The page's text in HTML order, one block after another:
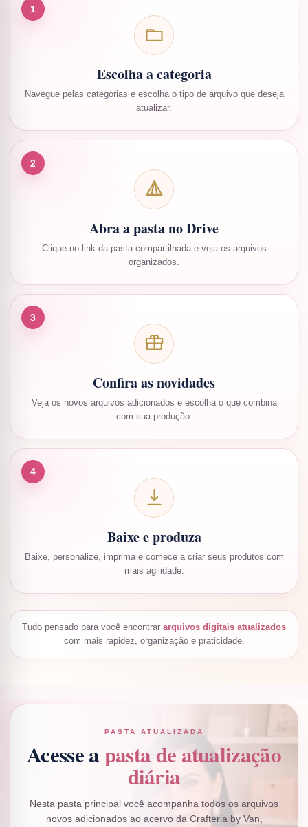
1
Escolha a categoria
Navegue pelas categorias e escolha o tipo de arquivo que deseja
atualizar.
2
Abra a pasta no Drive
Clique no link da pasta compartilhada e veja os arquivos
organizados.
3
Confira as novidades
Veja os novos arquivos adicionados e escolha o que combina
com sua produção.
4
Baixe e produza
Baixe, personalize, imprima e comece a criar seus produtos com
mais agilidade.
Tudo pensado para você encontrar arquivos digitais atualizados
com mais rapidez, organização e praticidade.
PASTA ATUALIZADA
Acesse apasta de atualização
diária
Nesta pasta principal você acompanha todos os arquivos
novos adicionados ao acervo da Crafteria by Van,